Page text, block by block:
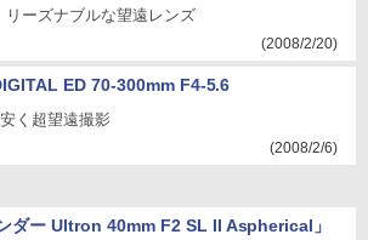
リーズナブルな望遠レンズ
(2008/2/20)
ED 70-300mm F4-5.6
く超望遠撮影
(2008/2/6)
ダー Ultron 40mm F2 SL II Aspherical」